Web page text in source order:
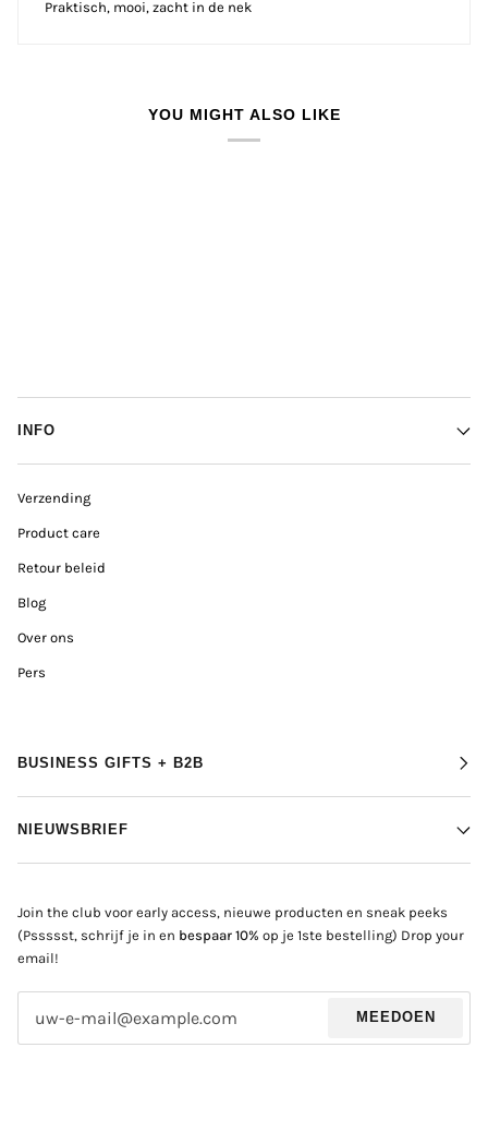
Praktisch, mooi, zacht in de nek
YOU MIGHT ALSO LIKE
INFO
Verzending
Product care
Retour beleid
Blog
Over ons
Pers
BUSINESS GIFTS + B2B
NIEUWSBRIEF
Join the club voor early access, nieuwe producten en sneak peeks
(Pssssst, schrijf je in en bespaar 10% op je 1ste bestelling) Drop your
email!
MEEDOEN